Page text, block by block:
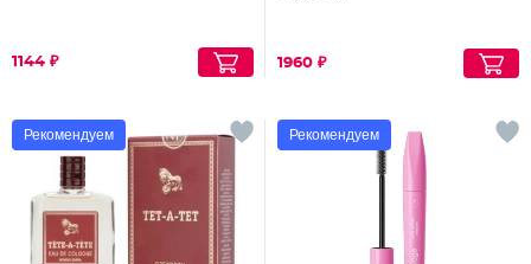
1144 ₽ 1960 ₽
Рекомендуем Рекомендуем